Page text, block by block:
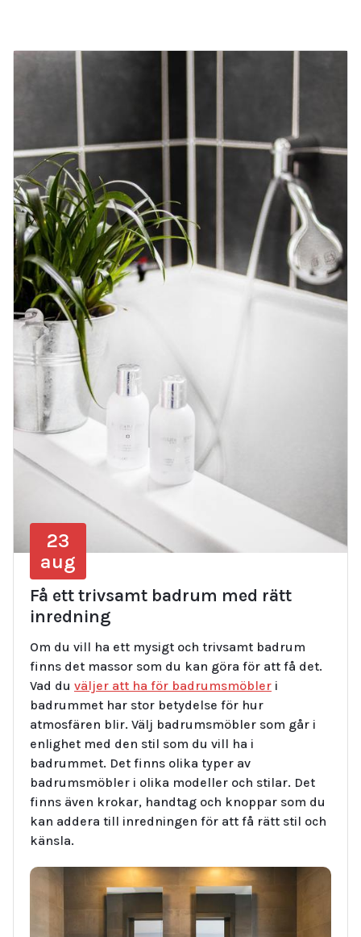
23
aug
Få ett trivsamt badrum med rätt
inredning
Om du vill ha ett mysigt och trivsamt badrum
finns det massor som du kan göra för att få det.
Vad du väljer att ha för badrumsmöbler i
badrummet har stor betydelse för hur
atmosfären blir. Välj badrumsmöbler som går i
enlighet med den stil som du vill ha i
badrummet. Det finns olika typer av
badrumsmöbler i olika modeller och stilar. Det
finns även krokar, handtag och knoppar som du
kan addera till inredningen för att få rätt stil och
känsla.